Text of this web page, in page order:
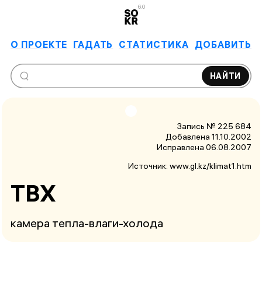
6.0
О ПРОЕКТЕ ГАДАТЬ СТАТИСТИКА ДОБАВИТЬ
НАЙТИ
Запись № 225 684
Добавлена 11.10.2002
Исправлена 06.08.2007
Источник: www.gl.kz/klimat1.htm
ТВХ
камера тепла-влаги-холода